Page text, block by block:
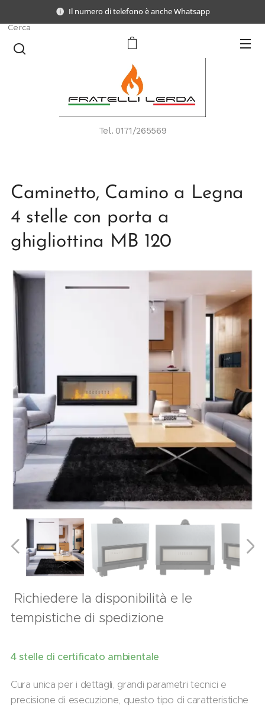
Il numero di telefono è anche Whatsapp
Tel. 0171/265569
Cerca
Caminetto, Camino a Legna
4 stelle con porta a
ghigliottina MB 120
Richiedere la disponibilità e le
tempistiche di spedizione
4 stelle di certificato ambientale
Cura unica per i dettagli, grandi parametri tecnici e
precisione di esecuzione, questo tipo di caratteristiche